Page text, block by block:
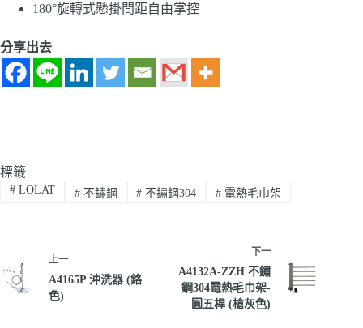
180°旋轉式懸掛間距自由掌控
分享出去
標籤
#LOLAT #不鏽鋼 # 不鏽鋼304 # 電熱毛巾架
上一
A4165P 沖洗器 (鉻
色)
下一
A4132A-ZZH 不鏽
鋼304電熱毛巾架-
圓五桿 (槍灰色)